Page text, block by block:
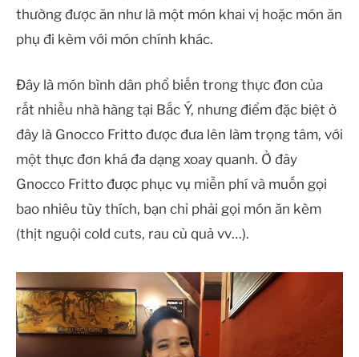
thường được ăn như là một món khai vị hoặc món ăn
phụ đi kèm với món chính khác.
Đây là món bình dân phổ biến trong thực đơn của
rất nhiều nhà hàng tại Bắc Ý, nhưng điểm đặc biệt ở
đây là Gnocco Fritto được đưa lên làm trọng tâm, với
một thực đơn khá đa dạng xoay quanh. Ở đây
Gnocco Fritto được phục vụ miễn phí và muốn gọi
bao nhiêu tùy thích, bạn chỉ phải gọi món ăn kèm
(thịt nguội cold cuts, rau củ quả vv…).